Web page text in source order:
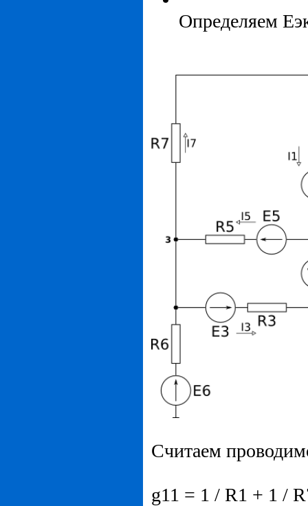
Определяем
Считаем
g11 = 1 / R1 + 1 /